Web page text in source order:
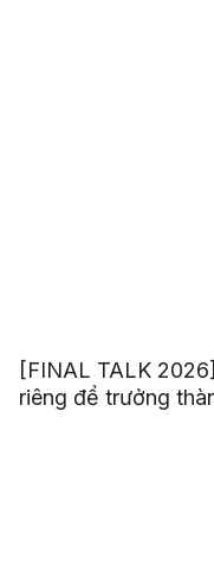
[FINAL TALK
riêng để trưởng